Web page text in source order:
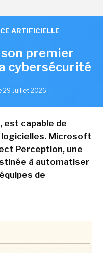
ARTIFICIELLE
premier
cybersécurité
29 Juillet 2026
est capable de
Microsoft
Perception, une
à automatiser
de